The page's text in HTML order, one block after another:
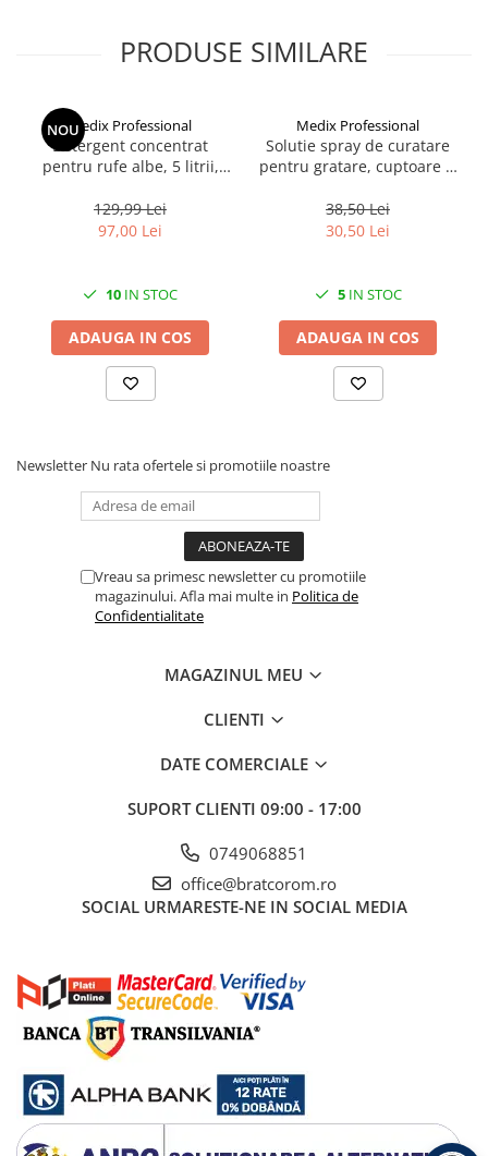
PRODUSE SIMILARE
NOUMedix Professional
Detergent concentrat
pentru rufe albe, 5 litrii,
129,99 Lei
97,00 Lei
10 IN STOC
ADAUGA IN COS
Medix Professional
Solutie spray de curatare
pentru gratare, cuptoare si
Professional
38,50 Lei
30,50 Lei
5IN STOC
ADAUGA IN COS
Newsletter Nu rata ofertele si promotiile noastre
Vreau sa primesc newsletter cu promotiile
magazinului. Afla mai multe in Politica de
Confidentialitate
MAGAZINUL MEU
CLIENTI
DATE COMERCIALE
SUPORT CLIENTI 09:00 - 17:00
0749068851
office@bratcorom.ro
SOCIAL URMARESTE-NE IN SOCIAL MEDIA